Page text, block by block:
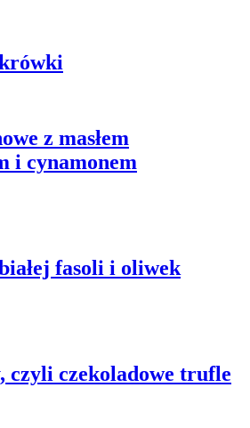
z masłem
i cynamonem
fasoli i oliwek
czyli czekoladowe trufle